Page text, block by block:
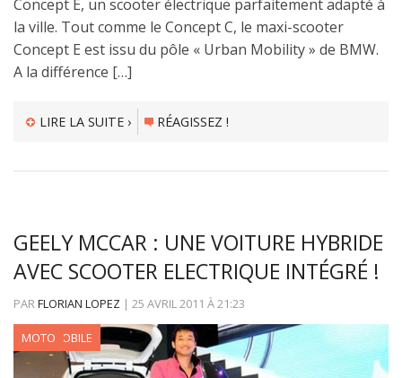
Concept E, un scooter électrique parfaitement adapté à
la ville. Tout comme le Concept C, le maxi-scooter
Concept E est issu du pôle « Urban Mobility » de BMW.
A la différence […]
LIRE LA SUITE › RÉAGISSEZ !
GEELY MCCAR : UNE VOITURE HYBRIDE
AVEC SCOOTER ELECTRIQUE INTÉGRÉ !
PARFLORIAN LOPEZ | 25 AVRIL 2011 À21:23
AUTOMOBILE
MOTO